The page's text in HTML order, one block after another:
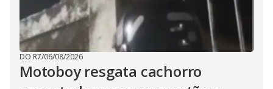
DO R7/06/08/2026
Motoboy resgata cachorro